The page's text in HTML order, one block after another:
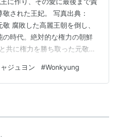
された王妃。 写真出典：
腐敗した高麗王朝を倒し、
時代。絶対的な権力の朝鮮
共に権力を勝ち取った元敬王
いは閔氏としてのみ記録さ
フュージョン時代劇。夫の
り主体的な人生を生きてい
芳遠の間で燃え上がった熱い
ジュヨン #Wonkyung